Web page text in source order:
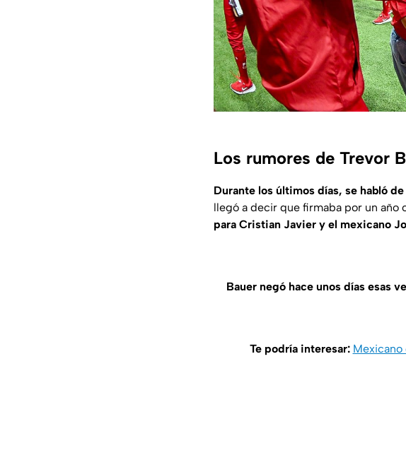
Los rumores de Trevor
Durante los últimos días, se habló
llegó a decir que firmaba por un año
para Cristian Javier y el mexicano
Bauer negó hace unos días esas
Te podría interesar: Mexicano